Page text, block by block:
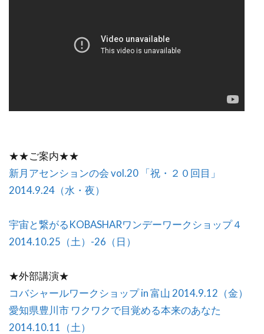
★★ご案内★★
新月アセンションの会 vol.20 「祝・２０回目」
2014.9.24（水・夜）
宇宙と繋がるKOBASHARワンデーワークショップ４
2014.10.25（土）-26（日）
★外部講演★
コバシャールワークショップ in 富山 2014.9.12（金）
愛知県豊川市 ワクワクで目覚める本来のあなた
2014.10.11（土）